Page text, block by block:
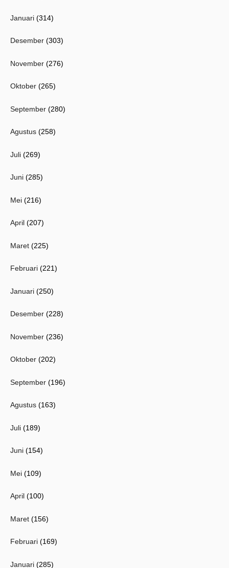
Januari (314)
Desember (303)
November (276)
Oktober (265)
September (280)
Agustus (258)
Juli (269)
Juni (285)
Mei (216)
April (207)
Maret (225)
Februari (221)
Januari (250)
Desember (228)
November (236)
Oktober (202)
September (196)
Agustus (163)
Juli (189)
Juni (154)
Mei (109)
April (100)
Maret (156)
Februari (169)
Januari (285)